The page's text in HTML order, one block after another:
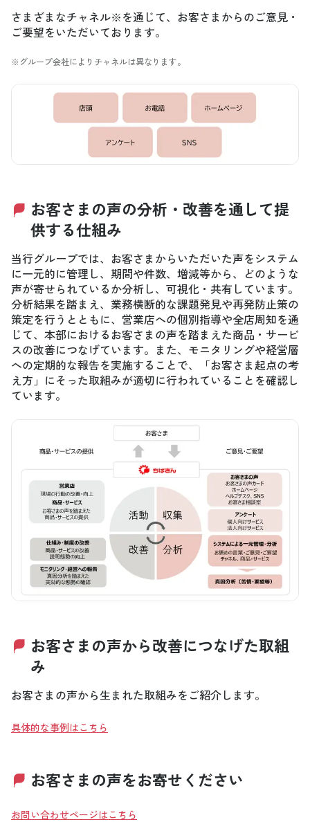
さまざまなチャネル※を通じて、お客さまからのご意見・
ご要望をいただいております。
※グループ会社によりチャネルは異なります。
お客さまの声の分析・改善を通して提
供する仕組み
当行グループでは、お客さまからいただいた声をシステム
に一元的に管理し、期間や件数、増減等から、どのような
声が寄せられているか分析し、可視化・共有しています。
分析結果を踏まえ、業務横断的な課題発見や再発防止策の
策定を行うとともに、営業店への個別指導や全店周知を通
じて、本部におけるお客さまの声を踏まえた商品・サービ
スの改善につなげています。また、モニタリングや経営層
への定期的な報告を実施することで、「お客さま起点の考
え方」にそった取組みが適切に行われていることを確認し
ています。
お客さまの声から改善につなげた取組
み
お客さまの声から生まれた取組みをご紹介します。
具体的な事例はこちら
お客さまの声をお寄せください
お問い合わせページはこちら